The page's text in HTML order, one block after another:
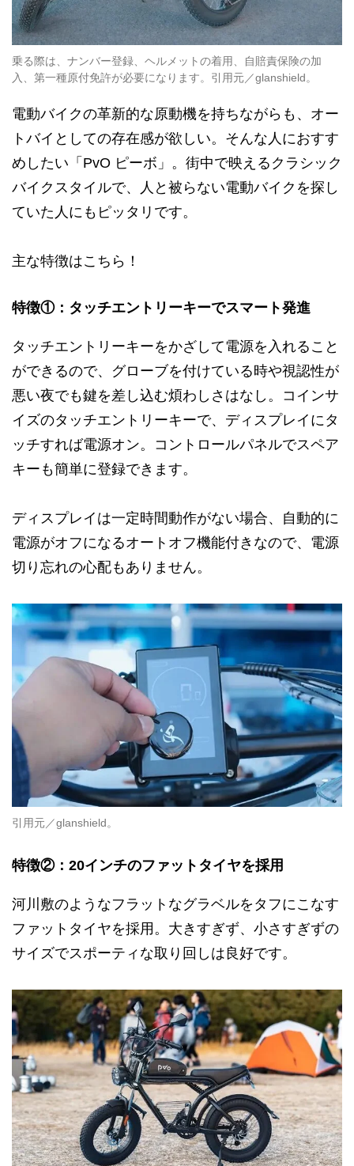
乗る際は、ナンバー登録、ヘルメットの着用、自賠責保険の加
入、第一種原付免許が必要になります。引用元／glanshield。
電動バイクの革新的な原動機を持ちながらも、オー
トバイとしての存在感が欲しい。そんな人におすす
めしたい「PvO ピーボ」。街中で映えるクラシック
バイクスタイルで、人と被らない電動バイクを探し
ていた人にもピッタリです。
主な特徴はこちら！
特徴①：タッチエントリーキーでスマート発進
タッチエントリーキーをかざして電源を入れること
ができるので、グローブを付けている時や視認性が
悪い夜でも鍵を差し込む煩わしさはなし。コインサ
イズのタッチエントリーキーで、ディスプレイにタ
ッチすれば電源オン。コントロールパネルでスペア
キーも簡単に登録できます。
ディスプレイは一定時間動作がない場合、自動的に
電源がオフになるオートオフ機能付きなので、電源
切り忘れの心配もありません。
引用元／glanshield。
特徴②：20インチのファットタイヤを採用
河川敷のようなフラットなグラベルをタフにこなす
ファットタイヤを採用。大きすぎず、小さすぎずの
サイズでスポーティな取り回しは良好です。